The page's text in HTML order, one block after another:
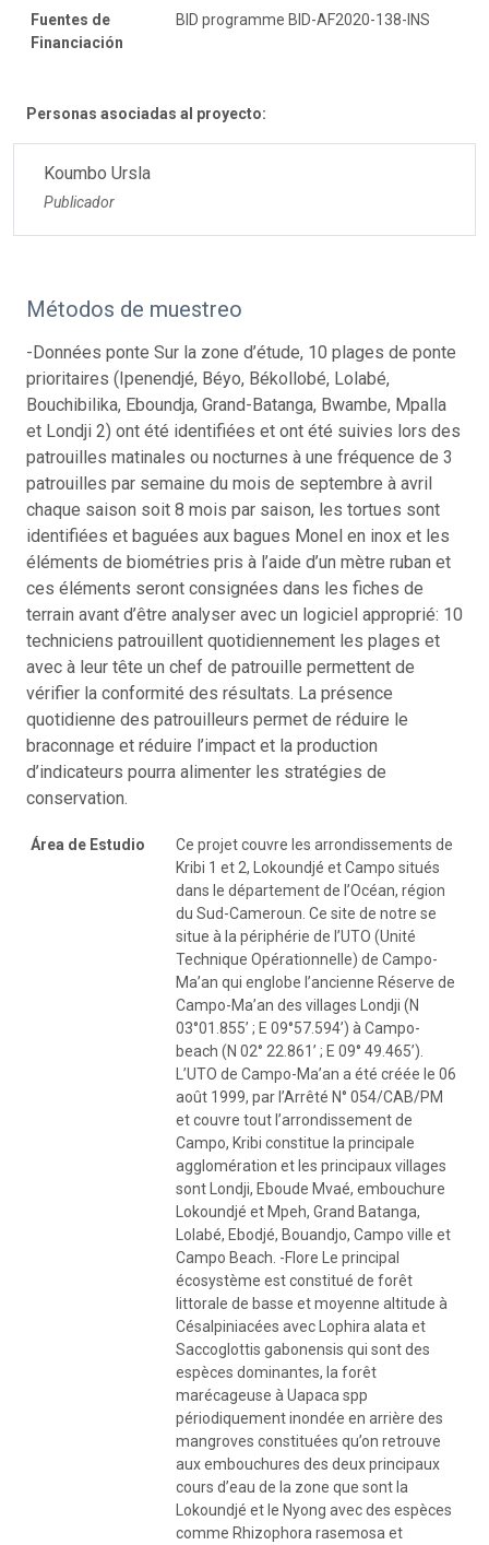
Fuentes de
Financiación
BID programme BID-AF2020-138-INS
Personas asociadas al proyecto:
Koumbo Ursla
Publicador
Métodos de muestreo
-Données ponte Sur la zone d’étude, 10 plages de ponte
prioritaires (Ipenendjé, Béyo, Békollobé, Lolabé,
Bouchibilika, Eboundja, Grand-Batanga, Bwambe, Mpalla
et Londji 2) ont été identifiées et ont été suivies lors des
patrouilles matinales ou nocturnes à une fréquence de 3
patrouilles par semaine du mois de septembre à avril
chaque saison soit 8 mois par saison, les tortues sont
identifiées et baguées aux bagues Monel en inox et les
éléments de biométries pris à l’aide d’un mètre ruban et
ces éléments seront consignées dans les fiches de
terrain avant d’être analyser avec un logiciel approprié: 10
techniciens patrouillent quotidiennement les plages et
avec à leur tête un chef de patrouille permettent de
vérifier la conformité des résultats. La présence
quotidienne des patrouilleurs permet de réduire le
braconnage et réduire l’impact et la production
d’indicateurs pourra alimenter les stratégies de
conservation.
Área de Estudio
Ce projet couvre les arrondissements de
Kribi 1 et 2, Lokoundjé et Campo situés
dans le département de l’Océan, région
du Sud-Cameroun. Ce site de notre se
situe à la périphérie de l’UTO (Unité
Technique Opérationnelle) de Campo-
Ma’an qui englobe l’ancienne Réserve de
Campo-Ma’an des villages Londji (N
03°01.855’ ; E 09°57.594’) à Campo-
beach (N 02° 22.861’ ; E 09° 49.465’).
L’UTO de Campo-Ma’an a été créée le 06
août 1999, par l’Arrêté N° 054/CAB/PM
et couvre tout l’arrondissement de
Campo, Kribi constitue la principale
agglomération et les principaux villages
sont Londji, Eboude Mvaé, embouchure
Lokoundjé et Mpeh, Grand Batanga,
Lolabé, Ebodjé, Bouandjo, Campo ville et
Campo Beach. -Flore Le principal
écosystème est constitué de forêt
littorale de basse et moyenne altitude à
Césalpiniacées avec Lophira alata et
Saccoglottis gabonensis qui sont des
espèces dominantes, la forêt
marécageuse à Uapaca spp
périodiquement inondée en arrière des
mangroves constituées qu’on retrouve
aux embouchures des deux principaux
cours d’eau de la zone que sont la
Lokoundjé et le Nyong avec des espèces
comme Rhizophora rasemosa et